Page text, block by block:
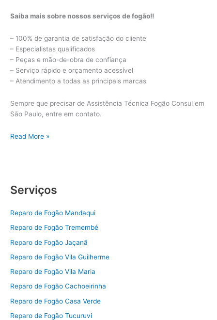
Saiba mais sobre nossos serviços de fogão!!
– 100% de garantia de satisfação do cliente
– Especialistas qualificados
– Peças e mão-de-obra de confiança
– Serviço rápido e orçamento acessível
– Atendimento a todas as principais marcas
Sempre que precisar de Assistência Técnica Fogão Consul em
São Paulo, entre em contato.
Assistência
Read More »
Serviços
Reparo de Fogão Mandaqui
Reparo de Fogão Tremembé
Reparo de Fogão Jaçanã
Reparo de Fogão Vila Guilherme
Reparo de Fogão Vila Maria
Reparo de Fogão Cachoeirinha
Reparo de Fogão Casa Verde
Reparo de Fogão Tucuruvi